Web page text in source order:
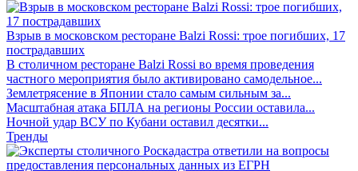
Взрыв в московском ресторане Balzi Rossi: трое погибших, 17
пострадавших
В столичном ресторане Balzi Rossi во время проведения
частного мероприятия было активировано самодельное...
Землетрясение в Японии стало самым сильным за...
Масштабная атака БПЛА на регионы России оставила...
Ночной удар ВСУ по Кубани оставил десятки...
Тренды